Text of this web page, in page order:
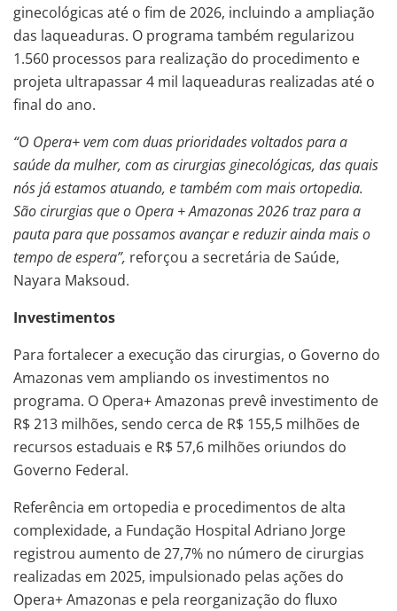
ginecológicas até o fim de 2026, incluindo a ampliação
das laqueaduras. O programa também regularizou
1.560 processos para realização do procedimento e
projeta ultrapassar 4 mil laqueaduras realizadas até o
final do ano.
“O Opera+ vem com duas prioridades voltados para a
saúde da mulher, com as cirurgias ginecológicas, das quais
nós já estamos atuando, e também com mais ortopedia.
São cirurgias que o Opera + Amazonas 2026 traz para a
pauta para que possamos avançar e reduzir ainda mais o
tempo de espera”, reforçou a secretária de Saúde,
Nayara Maksoud.
Investimentos
Para fortalecer a execução das cirurgias, o Governo do
Amazonas vem ampliando os investimentos no
programa. O Opera+ Amazonas prevê investimento de
R$ 213 milhões, sendo cerca de R$ 155,5 milhões de
recursos estaduais e R$ 57,6 milhões oriundos do
Governo Federal.
Referência em ortopedia e procedimentos de alta
complexidade, a Fundação Hospital Adriano Jorge
registrou aumento de 27,7% no número de cirurgias
realizadas em 2025, impulsionado pelas ações do
Opera+ Amazonas e pela reorganização do fluxo